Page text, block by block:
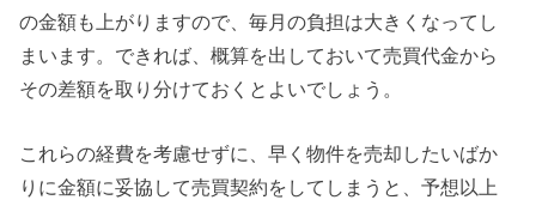
の金額も上がりますので、毎月の負担は大きくなってし
まいます。できれば、概算を出しておいて売買代金から
その差額を取り分けておくとよいでしょう。
これらの経費を考慮せずに、早く物件を売却したいばか
りに金額に妥協して売買契約をしてしまうと、予想以上